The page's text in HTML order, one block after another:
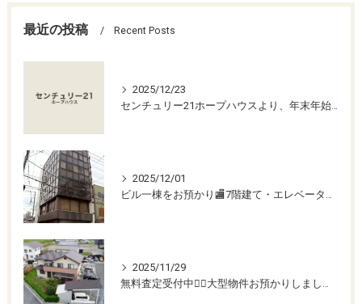
最近の投稿 Recent Posts
2025/12/23
センチュリー21ホープハウスより、年末年始休業のお知らせ
2025/12/01
ビル一棟をお預かり🏬7階建て・エレベーター付きの希少物件！売買・賃貸・管理相談受付中📞【土浦市川口】
2025/11/29
無料査定受付中💁‍♀️大型物件お預かりしました！【幸手市上高野】